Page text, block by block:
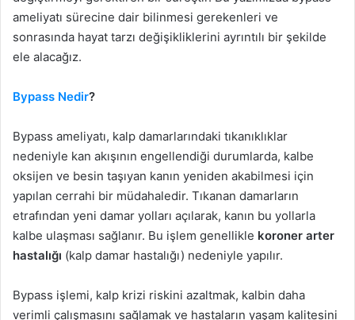
ameliyatı sürecine dair bilinmesi gerekenleri ve
sonrasında hayat tarzı değişikliklerini ayrıntılı bir şekilde
ele alacağız.
Bypass Nedir?
Bypass ameliyatı, kalp damarlarındaki tıkanıklıklar
nedeniyle kan akışının engellendiği durumlarda, kalbe
oksijen ve besin taşıyan kanın yeniden akabilmesi için
yapılan cerrahi bir müdahaledir. Tıkanan damarların
etrafından yeni damar yolları açılarak, kanın bu yollarla
kalbe ulaşması sağlanır. Bu işlem genellikle koroner arter
hastalığı (kalp damar hastalığı) nedeniyle yapılır.
Bypass işlemi, kalp krizi riskini azaltmak, kalbin daha
verimli çalışmasını sağlamak ve hastaların yaşam kalitesini